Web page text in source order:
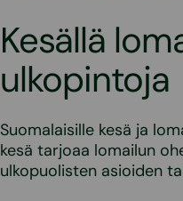
Kesällä
ulkopintoja
Suomalaisille kesä ja
kesä tarjoaa lomailun
ulkopuolisten asioiden